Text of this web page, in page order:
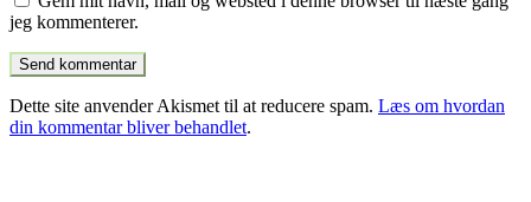
jeg kommenterer.
Dette site anvender Akismet til at reducere spam. Læs om hvordan
din kommentar bliver behandlet.